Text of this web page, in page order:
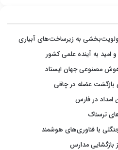
به زیرساخت‌های آبیاری
امید به آینده علمی کشور
مصنوعی جهان ایستاد
بازگشت عضله در چاقی
امداد در فارس
ترسناک
با فناوری‌های هوشمند